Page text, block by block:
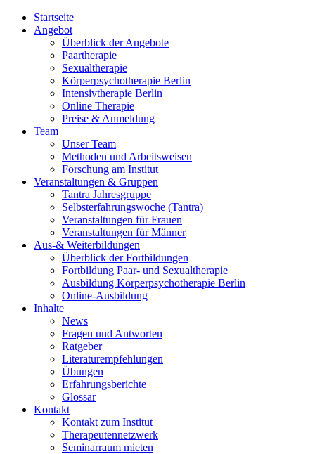
Startseite
Angebot
Überblick der Angebote
Paartherapie
Sexualtherapie
Körperpsychotherapie Berlin
Intensivtherapie Berlin
Online Therapie
Preise & Anmeldung
Team
Unser Team
Methoden und Arbeitsweisen
Forschung am Institut
Veranstaltungen & Gruppen
Tantra Jahresgruppe
Selbsterfahrungswoche (Tantra)
Veranstaltungen für Frauen
Veranstaltungen für Männer
Aus-& Weiterbildungen
Überblick der Fortbildungen
Fortbildung Paar- und Sexualtherapie
Ausbildung Körperpsychotherapie Berlin
Online-Ausbildung
Inhalte
News
Fragen und Antworten
Ratgeber
Literaturempfehlungen
Übungen
Erfahrungsberichte
Glossar
Kontakt
Kontakt zum Institut
Therapeutennetzwerk
Seminarraum mieten